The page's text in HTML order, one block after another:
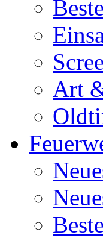
Art